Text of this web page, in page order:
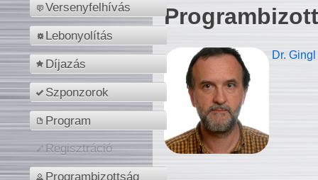
Versenyfelhívás
Lebonyolítás
Díjazás
Szponzorok
Program
Regisztráció
Programbizottság
Dr.